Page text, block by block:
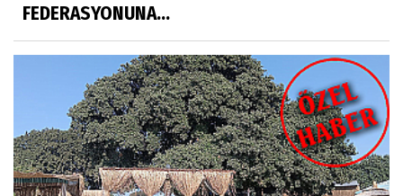
FEDERASYONUNA...